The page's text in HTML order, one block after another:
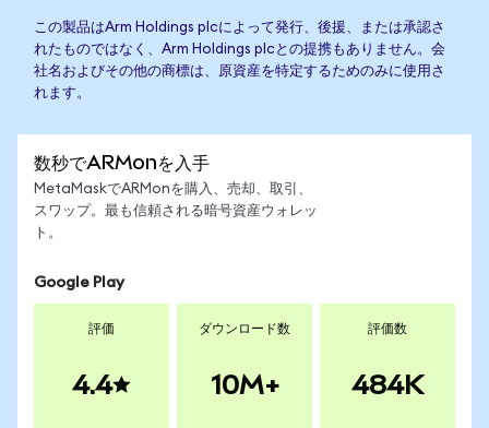
この製品はArm Holdings plcによって発行、後援、または承認さ
れたものではなく、Arm Holdings plcとの提携もありません。会
社名およびその他の商標は、原資産を特定するためのみに使用さ
れます。
数秒でARMonを入手
MetaMaskでARMonを購入、売却、取引、
スワップ。最も信頼される暗号資産ウォレッ
ト。
Google Play
評価
4.4
ダウンロード数
10M+
評価数
484K